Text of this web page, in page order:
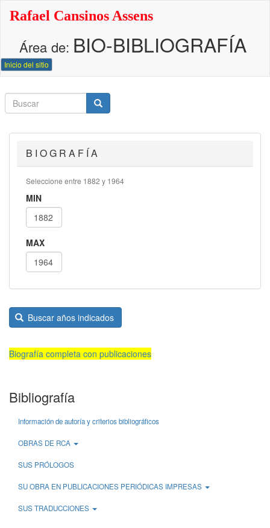
principal
Rafael Cansinos Assens
Área de: BIO-BIBLIOGRAFÍA
Inicio del sitio
Buscar
Buscar
Buscar
B I O G R A F Í A
Seleccione entre 1882 y 1964
MIN
MAX
Buscar años indicados
Biografía completa con publicaciones
Bibliografía
Información de autoría y criterios bibliográficos
OBRAS DE RCA
SUS PRÓLOGOS
SU OBRA EN PUBLICACIONES PERIÓDICAS IMPRESAS
SUS TRADUCCIONES